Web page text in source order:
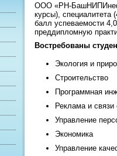
ООО «РН-
курсы), специалитета
балл успеваемости
преддипломную
Востребованы
Экология и
Строительство
Программная
Реклама и
Управление
Экономика
Управление